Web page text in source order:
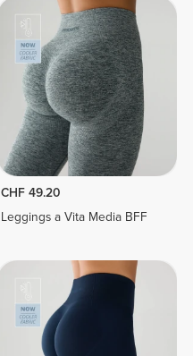
CHF 49.20
Leggings a Vita Media BFF